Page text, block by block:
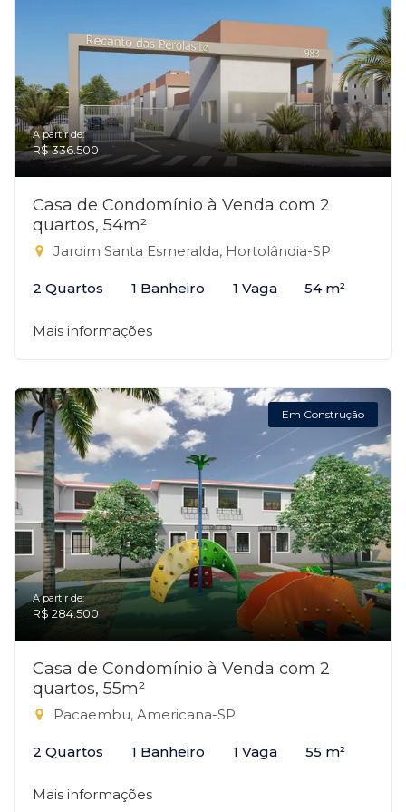
A partir de:
R$ 336.500
Casa de Condomínio à Venda com 2
quartos, 54m²
Jardim Santa Esmeralda, Hortolândia-SP
2 Quartos 1 Banheiro 1 Vaga 54 m²
Mais informações
Em Construção
A partir de:
R$ 284.500
Casa de Condomínio à Venda com 2
quartos, 55m²
Pacaembu, Americana-SP
2 Quartos 1 Banheiro 1 Vaga 55 m²
Mais informações